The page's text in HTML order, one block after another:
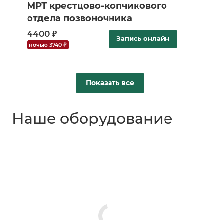
МРТ крестцово-копчикового
отдела позвоночника
4400 ₽
ночью 3740 ₽
Запись онлайн
Показать все
Наше оборудование